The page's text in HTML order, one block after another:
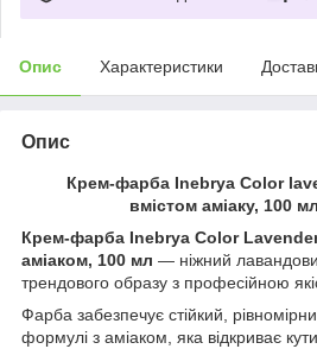
Опис Характеристики
Опис
Крем-фарба Inebrya Сolor
вмiстом амiаку, 100
Крем-фарба Inebrya Color
аміаком, 100 мл — ніжний
трендового образу з професійною
Фарба забезпечує стійкий,
формулі з аміаком, яка відкриває